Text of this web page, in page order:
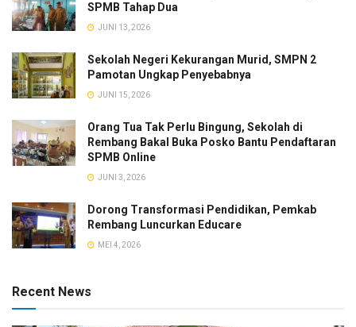
SPMB Tahap Dua
JUNI 13, 2026
Sekolah Negeri Kekurangan Murid, SMPN 2
Pamotan Ungkap Penyebabnya
JUNI 15, 2026
Orang Tua Tak Perlu Bingung, Sekolah di
Rembang Bakal Buka Posko Bantu Pendaftaran
SPMB Online
JUNI 3, 2026
Dorong Transformasi Pendidikan, Pemkab
Rembang Luncurkan Educare
MEI 4, 2026
Recent News